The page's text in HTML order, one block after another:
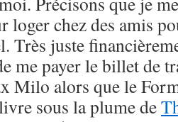
loger chez des amis
Très juste
me payer le billet de
Milo alors que le
sous la plume de